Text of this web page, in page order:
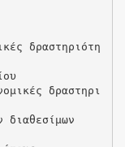
δραστηριότη
δραστηρι
διαθεσίμων